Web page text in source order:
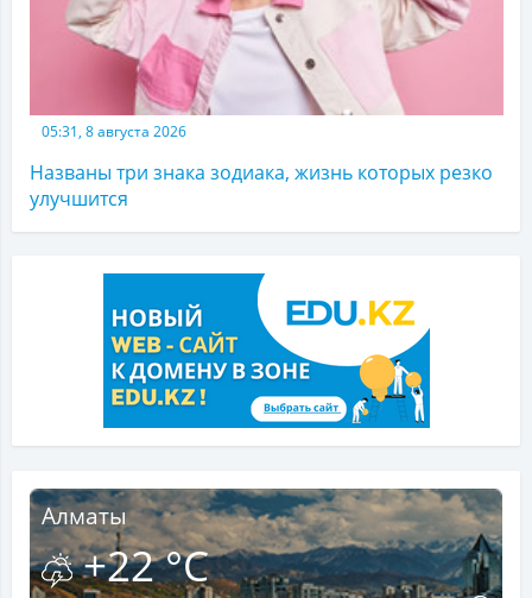
05:31, 8 августа 2026
Названы три знака зодиака, жизнь которых резко
улучшится
Алматы
+22 °C